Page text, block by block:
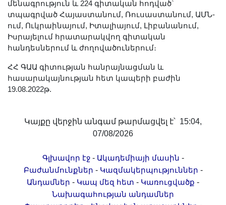
մենագրություն և 224 գիտական հոդված`
տպագրված Հայաստանում, Ռուսաստանում, ԱՄՆ-
ում, Ուկրաինայում, Իտալիայում, Լիբանանում,
Իսրայելում հրատարակվող գիտական
հանդեսներում և ժողովածուներում։
ՀՀ ԳԱԱ գիտության հանրայնացման և
հասարակայնության հետ կապերի բաժին
19.08.2022թ.
Կայքը վերջին անգամ թարմացվել է՝ 15:04,
07/08/2026
Գլխավոր էջ- Ակադեմիայի մասին -
Բաժանմունքներ - Կազմակերպություններ -
Անդամներ - Կապ մեզ հետ - Կառուցվածք -
Նախագահության անդամներ